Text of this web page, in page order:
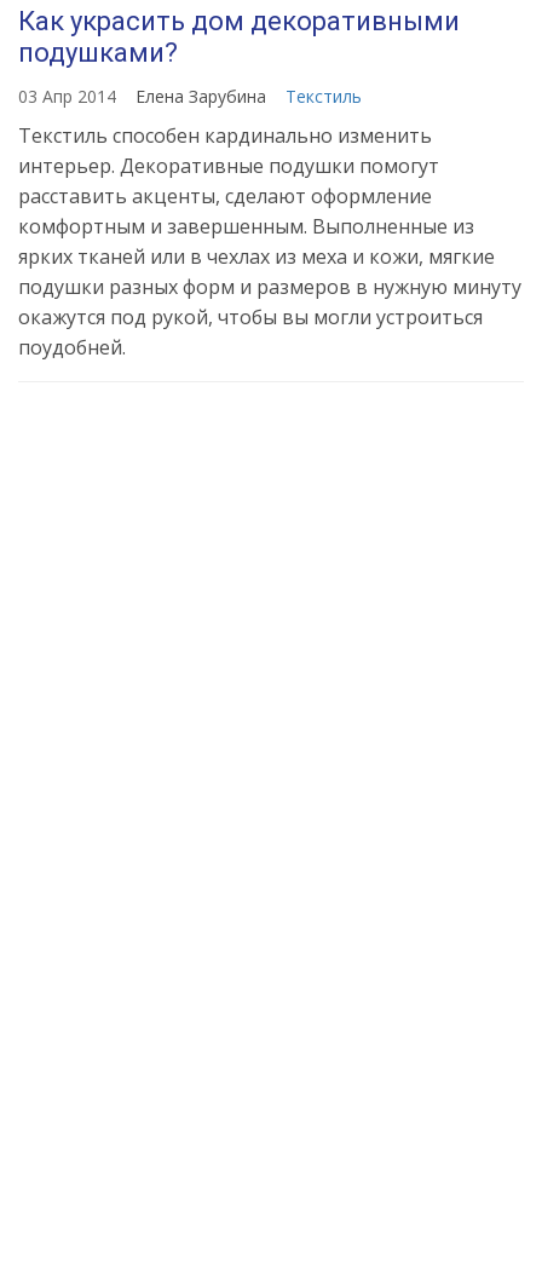
Как украсить дом декоративными
подушками?
03 Апр 2014 Елена Зарубина Текстиль
Текстиль способен кардинально изменить
интерьер. Декоративные подушки помогут
расставить акценты, сделают оформление
комфортным и завершенным. Выполненные из
ярких тканей или в чехлах из меха и кожи, мягкие
подушки разных форм и размеров в нужную минуту
окажутся под рукой, чтобы вы могли устроиться
поудобней.